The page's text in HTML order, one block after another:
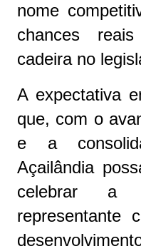
nome
chances
cadeira no
A expectativa
que, com o
e a
Açailândia
celebrar a
representante